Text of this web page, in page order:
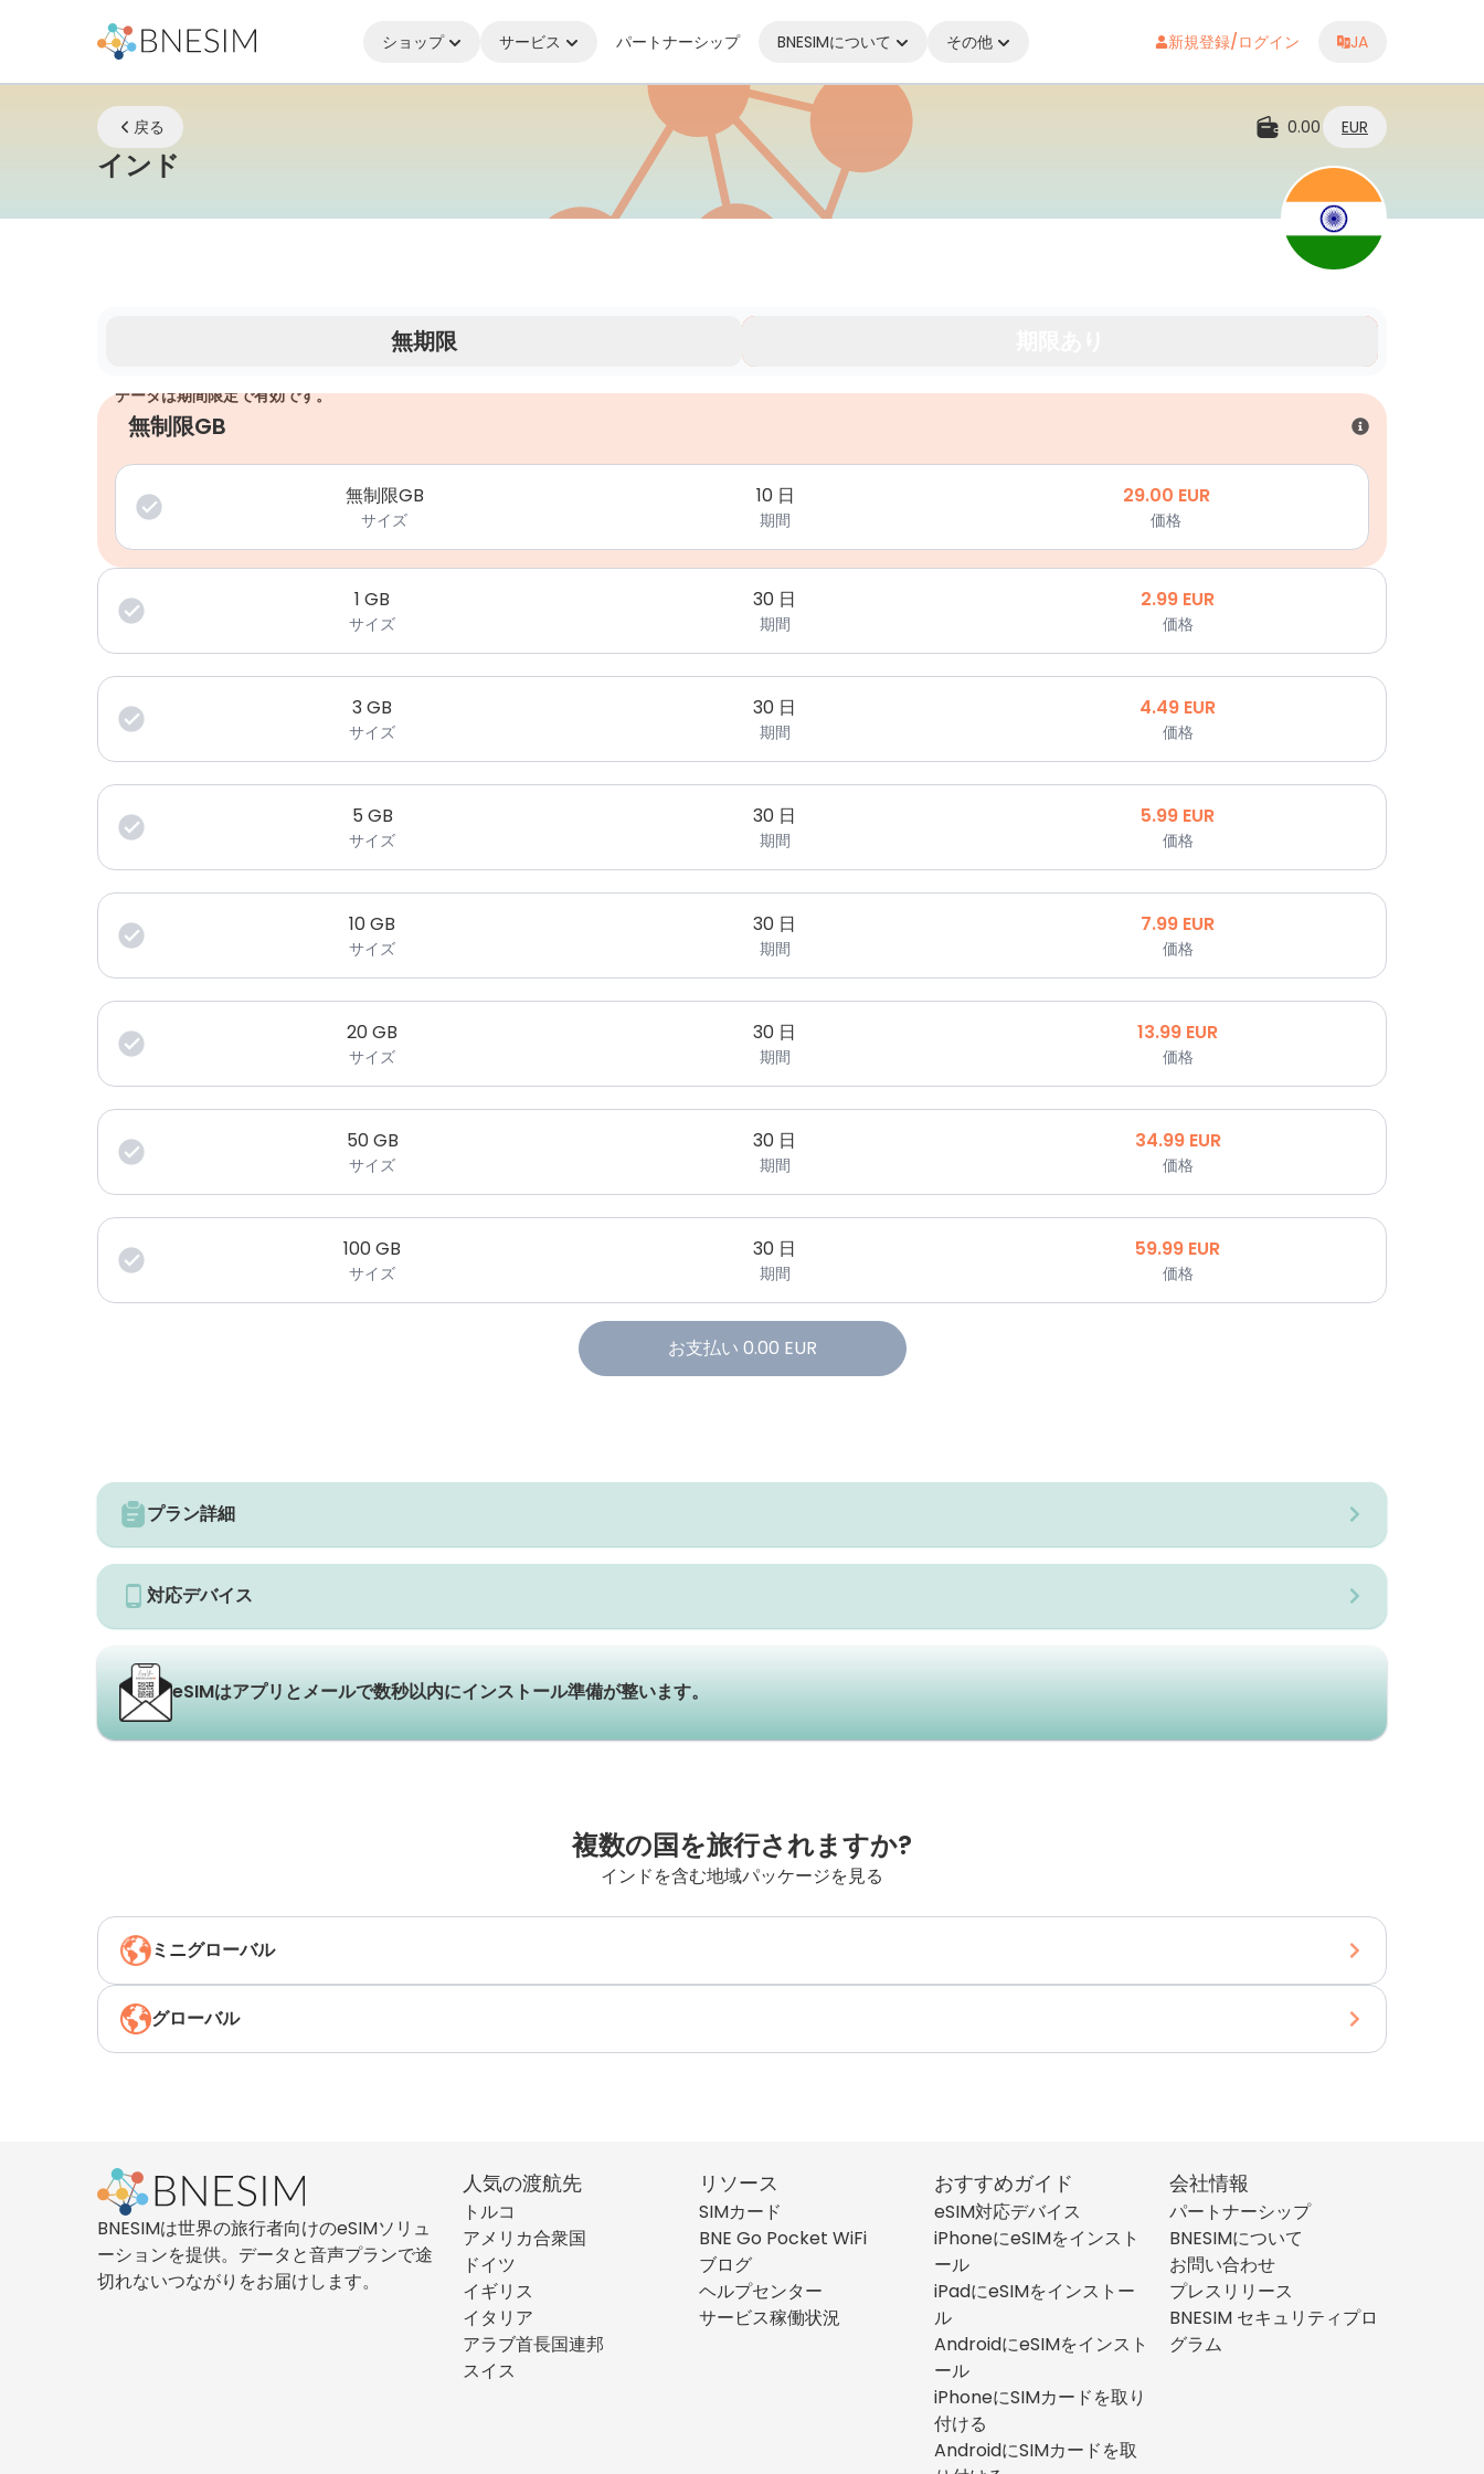
ショップ サービス パートナーシップ BNESIMについて その他 新規登録/ログイン JA
戻る 0.00 EUR
インド
無期限
データは期間限定で有効です。
無制限GB
無制限GB
サイズ
10 日
期間
29.00 EUR
価格
1 GB
サイズ
30 日
期間
2.99 EUR
価格
3GB
サイズ
30 日
期間
4.49 EUR
価格
5 GB
サイズ
30 日
期間
5.99 EUR
価格
10GB
サイズ
30 日
期間
7.99 EUR
価格
20GB
サイズ
30 日
期間
13.99 EUR
価格
50GB
サイズ
30 日
期間
34.99 EUR
価格
100GB
サイズ
30 日
期間
59.99 EUR
価格
お支払い 0.00 EUR
プラン詳細
対応デバイス
eSIMはアプリとメールで数秒以内にインストール準備が整います。
複数の国を旅行されますか?
インドを含む地域パッケージを見る
ミニグローバル
グローバル
BNESIMは世界の旅行者向けのeSIMソリュ
ーションを提供。データと音声プランで途
切れないつながりをお届けします。
人気の渡航先
トルコ
アメリカ合衆国
ドイツ
イギリス
イタリア
アラブ首長国連邦
スイス
リソース
SIMカード
BNE Go Pocket WiFi
ブログ
ヘルプセンター
サービス稼働状況
おすすめガイド
eSIM対応デバイス
iPhoneにeSIMをインスト
ール
iPadにeSIMをインストー
ル
AndroidにeSIMをインスト
ール
iPhoneにSIMカードを取り
付ける
AndroidにSIMカードを取
会社情報
パートナーシップ
BNESIMについて
お問い合わせ
プレスリリース
BNESIM セキュリティプロ
グラム